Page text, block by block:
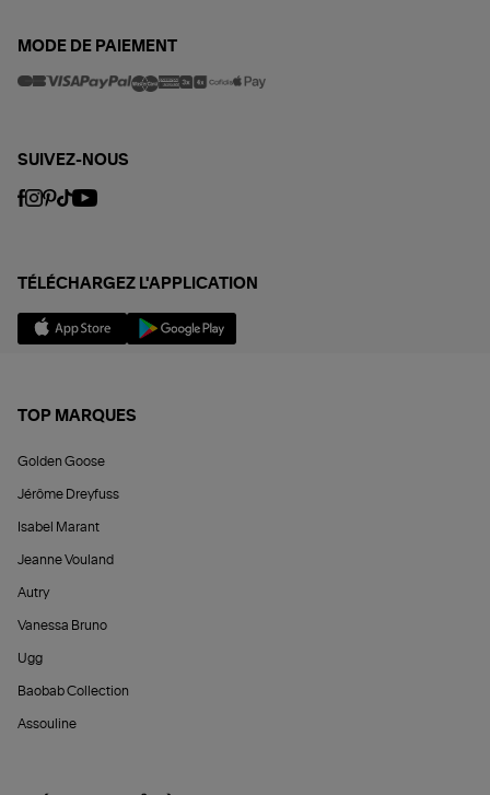
MODE DE PAIEMENT
SUIVEZ-NOUS
TÉLÉCHARGEZ L'APPLICATION
TOP MARQUES
Golden Goose
Jérôme Dreyfuss
Isabel Marant
Jeanne Vouland
Autry
Vanessa Bruno
Ugg
Baobab Collection
Assouline